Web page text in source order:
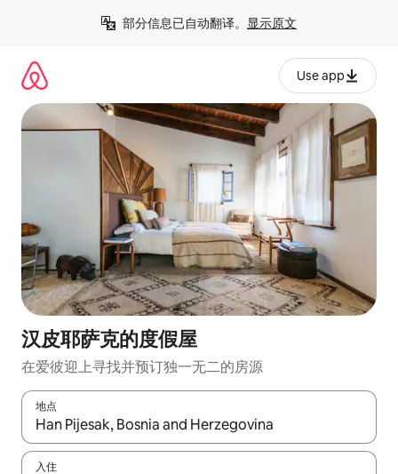
部分信息已自动翻译。 显示原文
Use app
汉皮耶萨克的度假屋
在爱彼迎上寻找并预订独一无二的房源
地点
如有搜索结果，请使用上下方向键查看，或通过点击或滑动手势
入住